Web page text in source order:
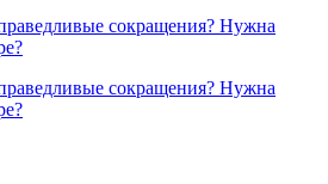
сокращения? Нужна
сокращения? Нужна